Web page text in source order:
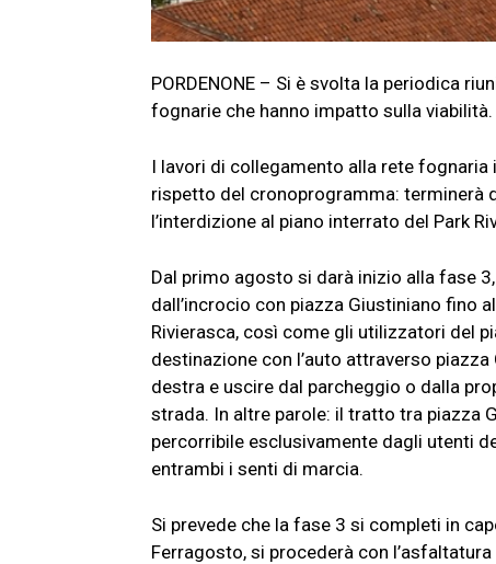
PORDENONE – Si è svolta la periodica
fognarie che hanno impatto sulla viabilità.
I lavori di collegamento alla rete fognaria
rispetto del cronoprogramma: terminerà
l’interdizione al piano interrato del Park
Dal primo agosto si darà inizio alla fase
dall’incrocio con piazza Giustiniano fino
Rivierasca, così come gli utilizzatori del
destinazione con l’auto attraverso
destra e uscire dal parcheggio o dalla
strada. In altre parole: il tratto tra piazza
percorribile esclusivamente dagli utenti
entrambi i senti di marcia.
Si prevede che la fase 3 si completi in
Ferragosto, si procederà con